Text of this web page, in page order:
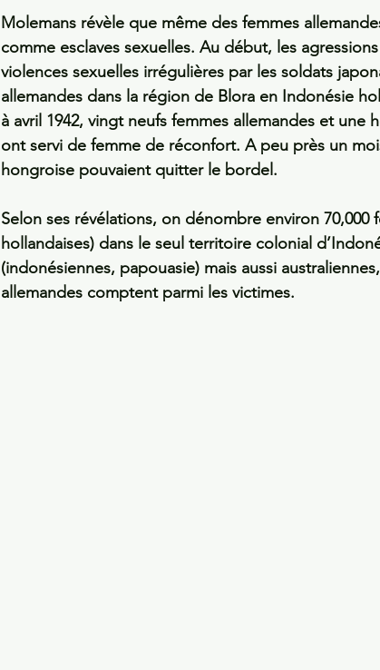
Molemans révèle que même des femmes
comme esclaves sexuelles. Au début, les
violences sexuelles irrégulières par les soldats
allemandes dans la région de Blora en Indonésie
à avril 1942, vingt neufs femmes allemandes et
ont servi de femme de réconfort. A peu près un
hongroise pouvaient quitter le bordel.
Selon ses révélations, on dénombre environ
hollandaises) dans le seul territoire colonial
(indonésiennes, papouasie) mais aussi
allemandes comptent parmi les victimes.